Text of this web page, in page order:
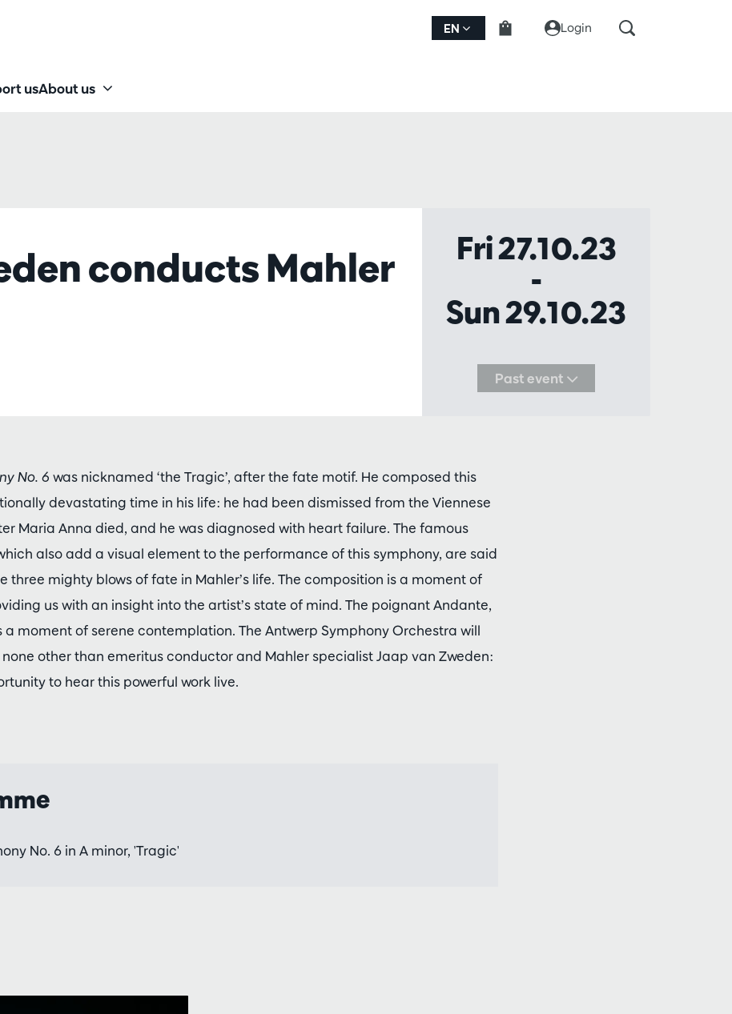
EN Login
usAbout us
conducts Mahler
Fri 27.10.23
-
Sun 29.10.23
Past event
No. 6 was nicknamed ‘the Tragic’, after the fate motif. He composed this
devastating time in his life: he had been dismissed from the Viennese
Maria Anna died, and he was diagnosed with heart failure. The famous
also add a visual element to the performance of this symphony, are said
three mighty blows of fate in Mahler’s life. The composition is a moment of
us with an insight into the artist’s state of mind. The poignant Andante,
a moment of serene contemplation. The Antwerp Symphony Orchestra will
other than emeritus conductor and Mahler specialist Jaap van Zweden:
to hear this powerful work live.
No. 6 in A minor, 'Tragic'